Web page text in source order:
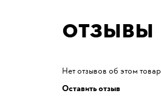
Отзывы
Нет отзывов об этом
Оставить отзыв